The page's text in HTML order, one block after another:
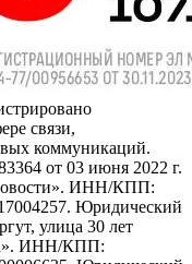
связи,
коммуникаций.
от 03 июня 2022 г.
ИНН/КПП:
Юридический
улица 30 лет
ИНН/КПП: